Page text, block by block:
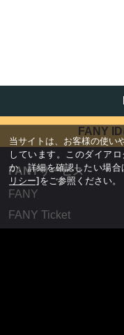
FANY
FANYサービス
FANY
FANY Ticket
当サイトは、お客様の使い
しています。このダイア
か、詳細を確認したい場合
リシー]をご参照ください。